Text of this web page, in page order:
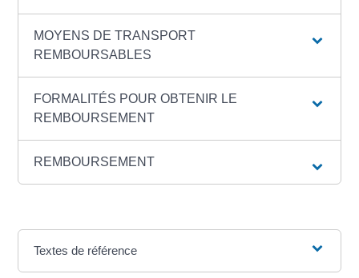
MOYENS DE TRANSPORT
REMBOURSABLES
FORMALITÉS POUR OBTENIR LE
REMBOURSEMENT
REMBOURSEMENT
Textes de référence